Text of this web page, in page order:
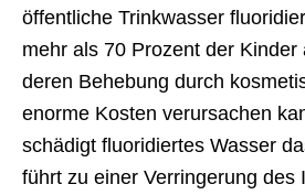
öffentliche Trinkwasser
mehr als 70 Prozent der Kinder
deren Behebung durch
enorme Kosten verursachen
schädigt fluoridiertes Wasser
führt zu einer Verringerung des